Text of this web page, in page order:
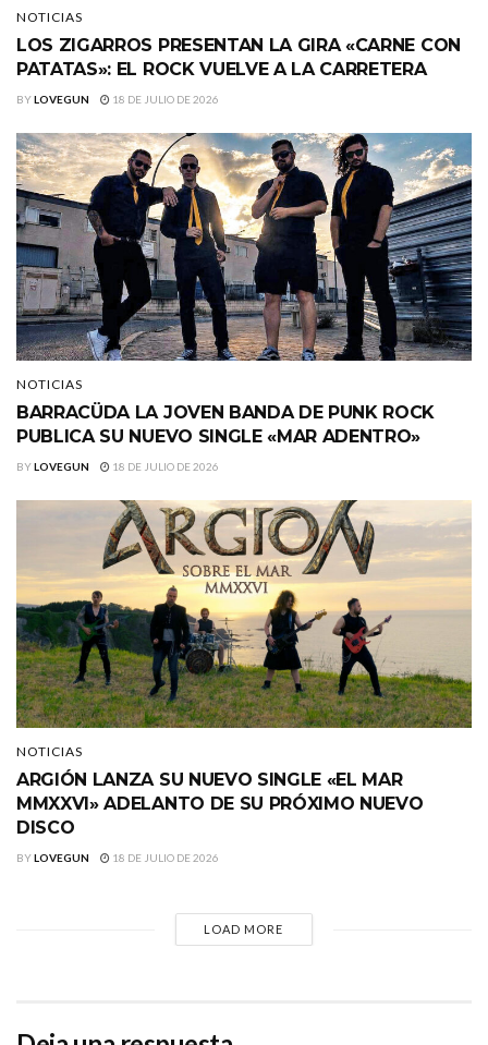
NOTICIAS
LOS ZIGARROS PRESENTAN LA GIRA «CARNE CON
PATATAS»: EL ROCK VUELVE A LA CARRETERA
BYLOVEGUN 18 DE JULIO DE 2026
NOTICIAS
BARRACÜDA LA JOVEN BANDA DE PUNK ROCK
PUBLICA SU NUEVO SINGLE «MAR ADENTRO»
BYLOVEGUN 18 DE JULIO DE 2026
NOTICIAS
ARGIÓN LANZA SU NUEVO SINGLE «EL MAR
MMXXVI» ADELANTO DE SU PRÓXIMO NUEVO
DISCO
BYLOVEGUN 18 DE JULIO DE 2026
LOAD MORE